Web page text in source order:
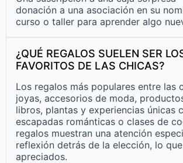
donación a una asociación en su
curso o taller para aprender algo
¿QUÉ REGALOS SUELEN SER
FAVORITOS DE LAS CHICAS?
Los regalos más populares entre las
joyas, accesorios de moda,
libros, plantas y experiencias únicas
escapadas románticas o clases de
regalos muestran una atención
reflexión detrás de la elección, lo
apreciados.